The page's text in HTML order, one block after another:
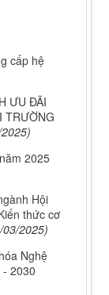
cấp hệ
ƯU ĐÃI
TRƯỜNG
2025
Hội
thức cơ
03/2025)
Nghệ
2030